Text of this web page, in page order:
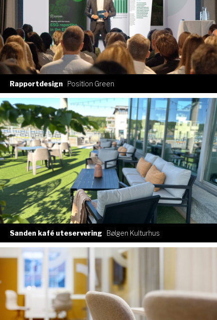
Rapportdesign Position Green
Sanden kafé uteservering Bølgen Kulturhus